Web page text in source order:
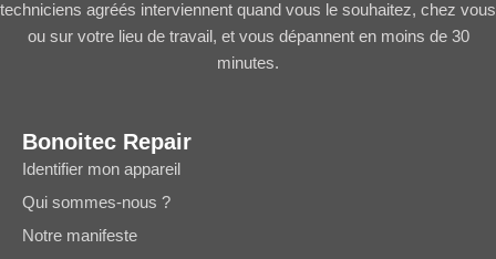
techniciens agréés interviennent quand vous le souhaitez, chez vous
ou sur votre lieu de travail, et vous dépannent en moins de 30
minutes.
Bonoitec Repair
Identifier mon appareil
Qui sommes-nous ?
Notre manifeste